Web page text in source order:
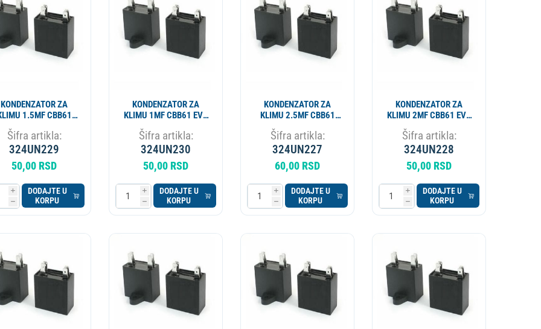
MIKROTALASNA
PLINSKI UREDJAJ KOTAO
MLIN ZA KAFU APARAT ZA PIVO
KONDENZATOR ZA
1.5MF CBB61
Šifra artikla:
324UN229
50,00 RSD
i
h
DODAJTE U
KORPU
KONDENZATOR ZA
KLIMU 1MF CBB61 EVO
Šifra artikla:
324UN230
50,00 RSD
i
h
DODAJTE U
KORPU
KONDENZATOR ZA
KLIMU 2.5MF CBB61
Šifra artikla:
324UN227
60,00 RSD
i
h
DODAJTE U
KORPU
KONDENZATOR ZA
KLIMU 2MF CBB61 EVO
Šifra artikla:
324UN228
50,00 RSD
i
h
DODAJTE U
KORPU